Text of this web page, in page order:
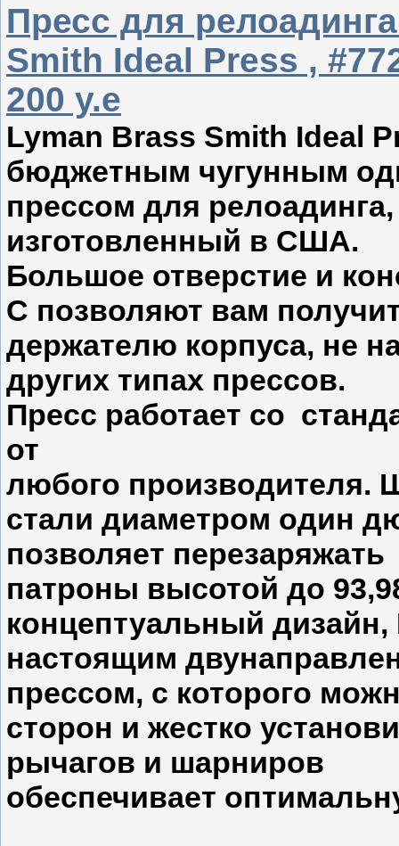
Пресс для
Smith Ideal Press ,
200 у.е
Lyman Brass Smith Ideal
бюджетным чугунным
прессом для релоадинга,
изготовленный в США.
Большое отверстие и
C позволяют вам
держателю корпуса, не
других типах прессов.
Пресс работает со
от
любого производителя.
стали диаметром один
позволяет перезаряжать
патроны высотой до
концептуальный
настоящим
прессом, с которого
сторон и жестко
рычагов и шарниров
обеспечивает